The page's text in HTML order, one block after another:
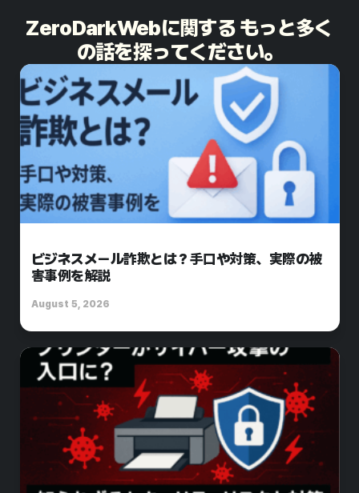
ZeroDarkWebに関する もっと多く
の話を探ってください。​
ビジネスメール詐欺とは？手口や対策、実際の被
害事例を解説
August 5, 2026